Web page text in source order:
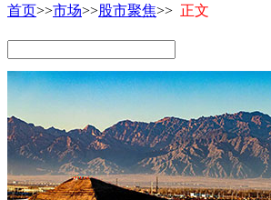
首页>>市场>>股市聚焦>> 正文